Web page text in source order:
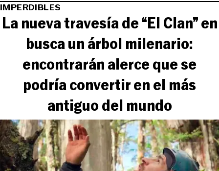
IMPERDIBLES
La nueva travesía de “El Clan” en
busca un árbol milenario:
encontrarán alerce que se
podría convertir en el más
antiguo del mundo